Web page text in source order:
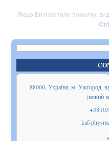
Якщо Ви помітили помилку,
88000, Україна, м. Ужгород,
(новий
+38
kaf-